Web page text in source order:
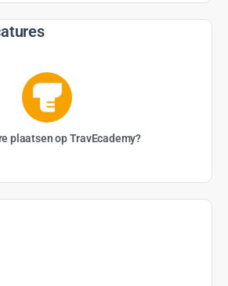
plaatsen op TravEcademy?